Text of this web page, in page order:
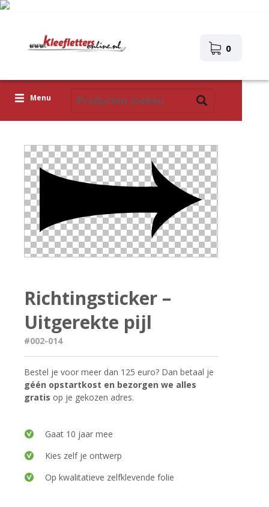
0
Menu
Pictogrammen
Zelfklevende afbeeldingen
Corona Covid-19
Richtingsticker –
Uitgerekte pijl
#002-014
Bestel je voor meer dan 125 euro? Dan betaal je
géén opstartkost en bezorgen we alles
gratis op je gekozen adres.
Gaat 10 jaar mee
Kies zelf je ontwerp
Op kwalitatieve zelfklevende folie